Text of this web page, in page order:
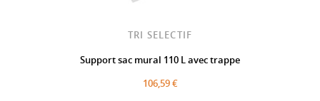
TRI SELECTIF
Support sac mural 110 L avec trappe
106,59 €